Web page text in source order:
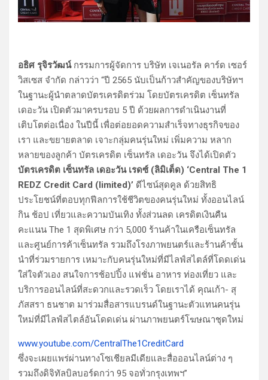
อธิศ รุจิรวัฒน์กรรมการผู้จัดการ บริษัท เจเนอรัล คาร์ด เซอร์
วิสเซส จำกัด กล่าวว่า “ปี 2565 นับเป็นก้าวสำคัญของบริษัทฯ
ในฐานะผู้นำตลาดบัตรเครดิตร่วม โดยบัตรเครดิต เซ็นทรัล
เดอะวัน เปิดตัวมาครบรอบ 5 ปี ด้วยผลการดำเนินงานที่
เติบโตต่อเนื่อง ในปีนี้ เพื่อต่อยอดความสำเร็จทางธุรกิจของ
เรา และขยายตลาด เจาะกลุ่มคนรุ่นใหม่ เพิ่มความ หลาก
หลายของลูกค้า บัตรเครดิต เซ็นทรัล เดอะวัน จึงได้เปิดตัว
บัตรเครดิต เซ็นทรัล เดอะวัน เรดซ์ (ลิมิเต็ด) ‘Central The 1
REDZ Credit Card (limited)’ ดีไซน์สุดคูล ด้วยสิทธิ
ประโยชน์ที่ตอบทุกฟีลการใช้ชีวิตของคนรุ่นใหม่ ทั้งออนไลน์
กิน ช้อป เที่ยวและความบันเทิง ทั้งส่วนลด เครดิตเงินคืน
คะแนน The 1 สุดพิเศษ กว่า 5,000 ร้านค้าในเครือเซ็นทรัล
และศูนย์การค้าเซ็นทรัล รวมถึงโรงภาพยนตร์และร้านค้าชั้น
นำที่ร่วมรายการ เหมาะกับคนรุ่นใหม่ที่มีไลฟ์สไตล์ที่โดดเด่น
ใส่ใจตัวเอง สนใจการช้อปปิ้ง แฟชั่น อาหาร ท่องเที่ยว และ
บริการออนไลน์ที่สะดวกและรวดเร็ว โดยเราได้ คุณเก้า- สุ
ภัสสรา ธนชาต มาร่วมสื่อสารแบรนด์ในฐานะตัวแทนคนรุ่น
ใหม่ที่มีไลฟ์สไตล์อันโดดเด่น ผ่านภาพยนตร์โฆษณาชุดใหม่
www.youtube.com/CentralThe1CreditCard
ซึ่งจะเผยแพร่ผ่านทางโซเชียลมีเดียและสื่อออนไลน์ต่าง ๆ
รวมถึงดิจิทัลบิลบอร์ดกว่า 95 จอทั่วกรุงเทพฯ”